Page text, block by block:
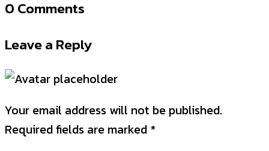
0 Comments
Leave a Reply
Your email address will not be published.
Required fields are marked *